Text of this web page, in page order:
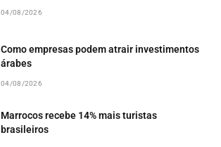
04/08/2026
Como empresas podem atrair investimentos
árabes
04/08/2026
Marrocos recebe 14% mais turistas
brasileiros